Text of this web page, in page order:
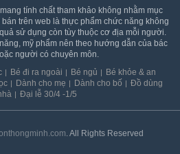
hầm xương Hiroshi
0.5kg, hộp 1kg
tính chất tham khảo không nhằm mục
trên web là thực phẩm chức năng không
sử dụng còn tùy thuộc cơ địa mỗi người.
mỹ phẩm nên theo hướng dẫn của bác
người có chuyên môn.
Bé đi ra ngoài Bé ngủ
Bé khỏe & an
Dành cho mẹ Dành cho bố
Đồ dùng
Đại lễ 30/4 -1/5
. All Rights Reserved